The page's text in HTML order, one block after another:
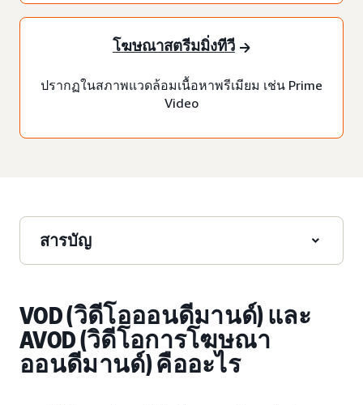
โฆษณาสตรีมมิ่งทีวี
ปรากฏในสภาพแวดล้อมเนื้อหาพรีเมียม เช่น Prime
Video
สารบัญ
VOD (วิดีโอออนดีมานด์) และ
AVOD (วิดีโอการโฆษณา
ออนดีมานด์) คืออะไร